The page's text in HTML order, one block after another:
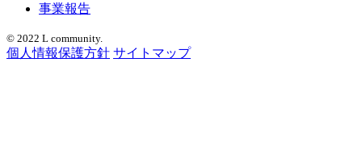
事業報告
© 2022 L community.
個人情報保護方針 サイトマップ